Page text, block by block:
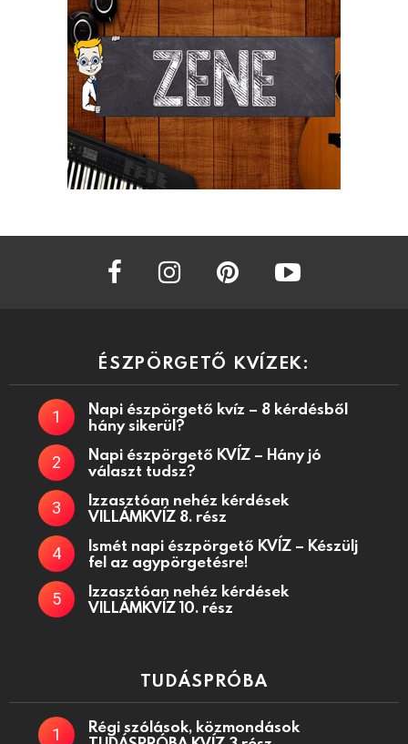
facebook instagram
ÉSZPÖRGETŐ KVÍZEK:
Napi észpörgető kvíz – 8 kérdésből
hány sikerül?
Napi észpörgető KVÍZ – Hány jó
választ tudsz?
Izzasztóan nehéz kérdések
VILLÁMKVÍZ 8. rész
Ismét napi észpörgető KVÍZ – Készülj
fel az agypörgetésre!
Izzasztóan nehéz kérdések
VILLÁMKVÍZ 10. rész
TUDÁSPRÓBA
Régi szólások, közmondások